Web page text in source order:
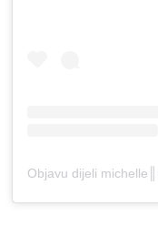
Objavu dijeli